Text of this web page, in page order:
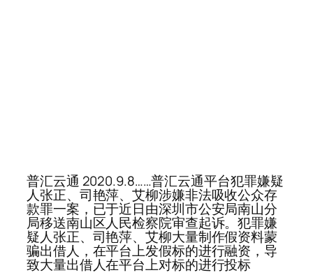
普汇云通 2020.9.8……普汇云通平台犯罪嫌疑
人张正、司艳萍、艾柳涉嫌非法吸收公众存
款罪一案，已于近日由深圳市公安局南山分
局移送南山区人民检察院审查起诉。犯罪嫌
疑人张正、司艳萍、艾柳大量制作假资料蒙
骗出借人，在平台上发假标的进行融资，导
致大量出借人在平台上对标的进行投标